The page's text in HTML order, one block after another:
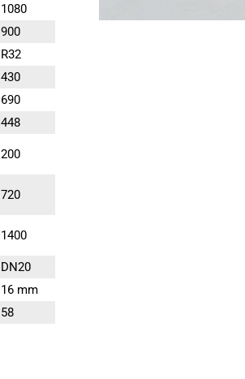
1080
900
R32
430
690
448
200
720
1400
DN20
16 mm
58